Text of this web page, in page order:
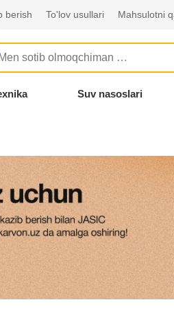
berish To'lov usullari Mahsulotni
Suv nasoslari